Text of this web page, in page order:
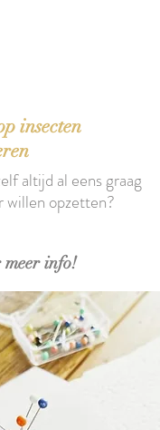
insecten
info!
altijd al eens graag
willen opzetten?